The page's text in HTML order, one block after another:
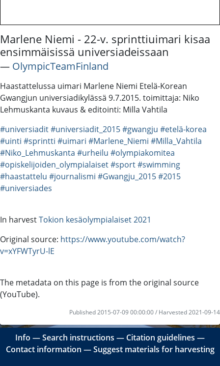
Marlene Niemi - 22-v. sprinttiuimari kisaa
ensimmäisissä universiadeissaan
― OlympicTeamFinland
Haastattelussa uimari Marlene Niemi Etelä-Korean
Gwangjun universiadikylässä 9.7.2015. toimittaja: Niko
Lehmuskanta kuvaus & editointi: Milla Vahtila
#universiadit#universiadit_2015#gwangju #etelä-korea
#uinti #sprintti #uimari #Marlene_Niemi #Milla_Vahtila
#Niko_Lehmuskanta #urheilu #olympiakomitea
#opiskelijoiden_olympialaiset#sport#swimming
#haastattelu #journalismi #Gwangju_2015#2015
#universiades
In harvestTokion kesäolympialaiset 2021
Original source: https://www.youtube.com/watch?
v=xYFWTyrU-lE
The metadata on this page is from the original source
(YouTube).
Published 2015-07-09 00:00:00 / Harvested 2021-09-14
Info ―Search instructions ― Citation guidelines ―
Contact information ―Suggest materials for harvesting